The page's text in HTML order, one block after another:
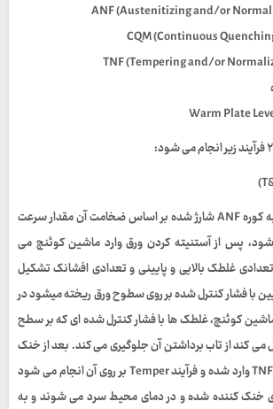
کورهANFشارژ شده بر اساس ضخامت آن مقدار سرعت
پس از آستنیته کردن ورق وارد ماشین کوئنچ می
غلطک بالایی و پایینی و تعدادی افشانک تشکیل
با فشار کنترل شده بر روی سطوح ورق ریخته میشود در
کوئنچ، غلطک ها با فشار کنترل شده ای که بر سطح
می کند از تاب برداشتن آن جلوگیری می کند. بعد از خنک
TNFوارد شده و فرآیندTemperبر روی آن انجام می شود
خنک کننده شده و در دمای محیط سرد می شوند و به